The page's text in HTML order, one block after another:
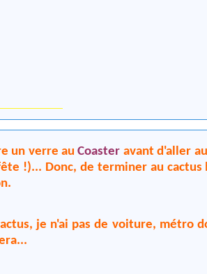
un verre auCoaster avant d'aller
!)... Donc, de terminer au
je n'ai pas de voiture, métro